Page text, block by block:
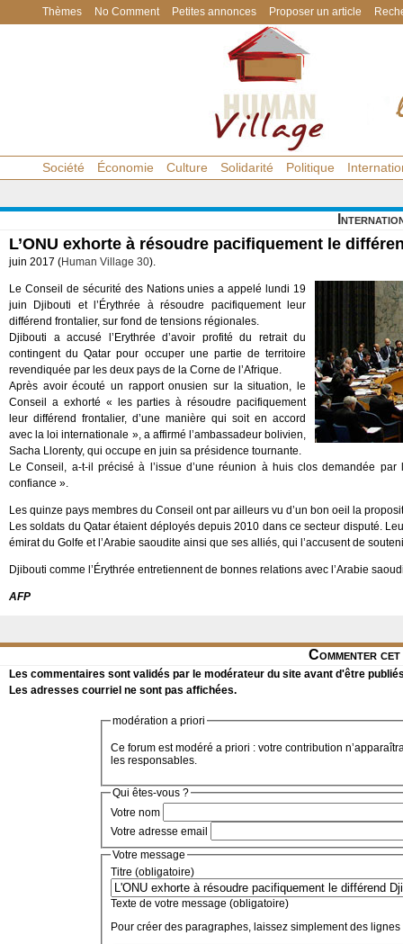
Thèmes No Comment Petites annonces Proposer un article
Société Économie Culture Solidarité Politique
L’ONU exhorte à résoudre pacifiquement le
juin 2017 (Human Village 30).
Le Conseil de sécurité des Nations unies a appelé lundi 19
juin Djibouti et l’Érythrée à résoudre pacifiquement leur
différend frontalier, sur fond de tensions régionales.
Djibouti a accusé l’Erythrée d’avoir profité du retrait du
contingent du Qatar pour occuper une partie de territoire
revendiquée par les deux pays de la Corne de l’Afrique.
Après avoir écouté un rapport onusien sur la situation, le
Conseil a exhorté « les parties à résoudre pacifiquement
leur différend frontalier, d’une manière qui soit en accord
avec la loi internationale », a affirmé l’ambassadeur bolivien,
Sacha Llorenty, qui occupe en juin sa présidence tournante.
Le Conseil, a-t-il précisé à l’issue d’une réunion à huis clos demandée
confiance ».
Les quinze pays membres du Conseil ont par ailleurs vu d’un bon oeil la
Les soldats du Qatar étaient déployés depuis 2010 dans ce secteur disputé.
émirat du Golfe et l’Arabie saoudite ainsi que ses alliés, qui l’accusent de
Djibouti comme l’Érythrée entretiennent de bonnes relations avec l’Arabie
AFP
Commenter
Les commentaires sont validés par le modérateur du site avant d'être
Les adresses courriel ne sont pas affichées.
modération a priori
Ce forum est modéré a priori : votre contribution
les responsables.
Qui êtes-vous ?
Votre nom
Votre adresse email
Votre message
Titre (obligatoire)
Texte de votre message (obligatoire)
Pour créer des paragraphes, laissez simplement des lignes